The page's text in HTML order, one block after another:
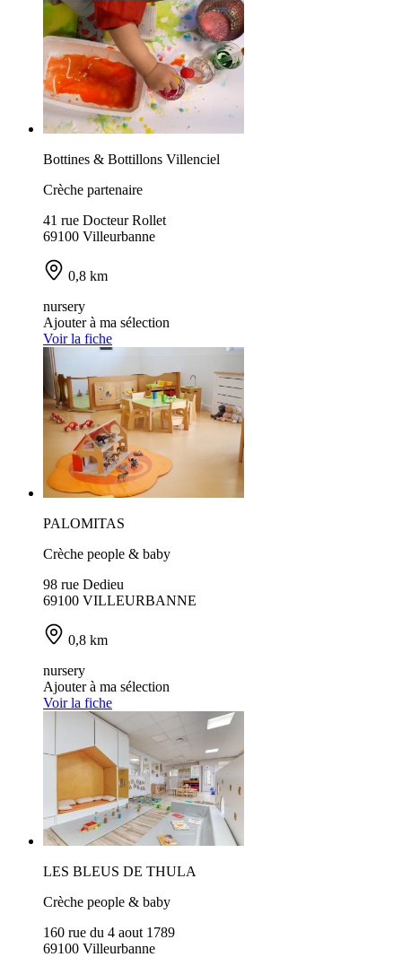
Bottines & Bottillons Villenciel
Crèche partenaire
41 rue Docteur Rollet
69100 Villeurbanne
0,8 km
nursery
Ajouter à ma sélection
Voir la fiche
PALOMITAS
Crèche people & baby
98 rue Dedieu
69100 VILLEURBANNE
0,8 km
nursery
Ajouter à ma sélection
Voir la fiche
LES BLEUS DE THULA
Crèche people & baby
160 rue du 4 aout 1789
69100 Villeurbanne